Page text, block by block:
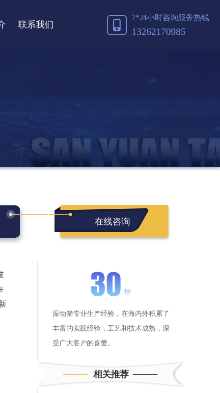
联系我们
7*24小时咨询服务热线
13262170985
在线咨询
振动筛专业生产经验，在海内外积累了
丰富的实践经验，工艺和技术成熟，深
受广大客户的喜爱。
相关推荐